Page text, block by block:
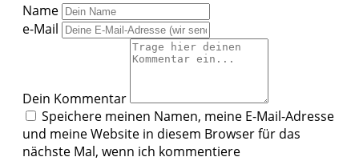
Name
e-Mail
Dein Kommentar
Speichere meinen Namen, meine E-Mail-Adresse
und meine Website in diesem Browser für das
nächste Mal, wenn ich kommentiere